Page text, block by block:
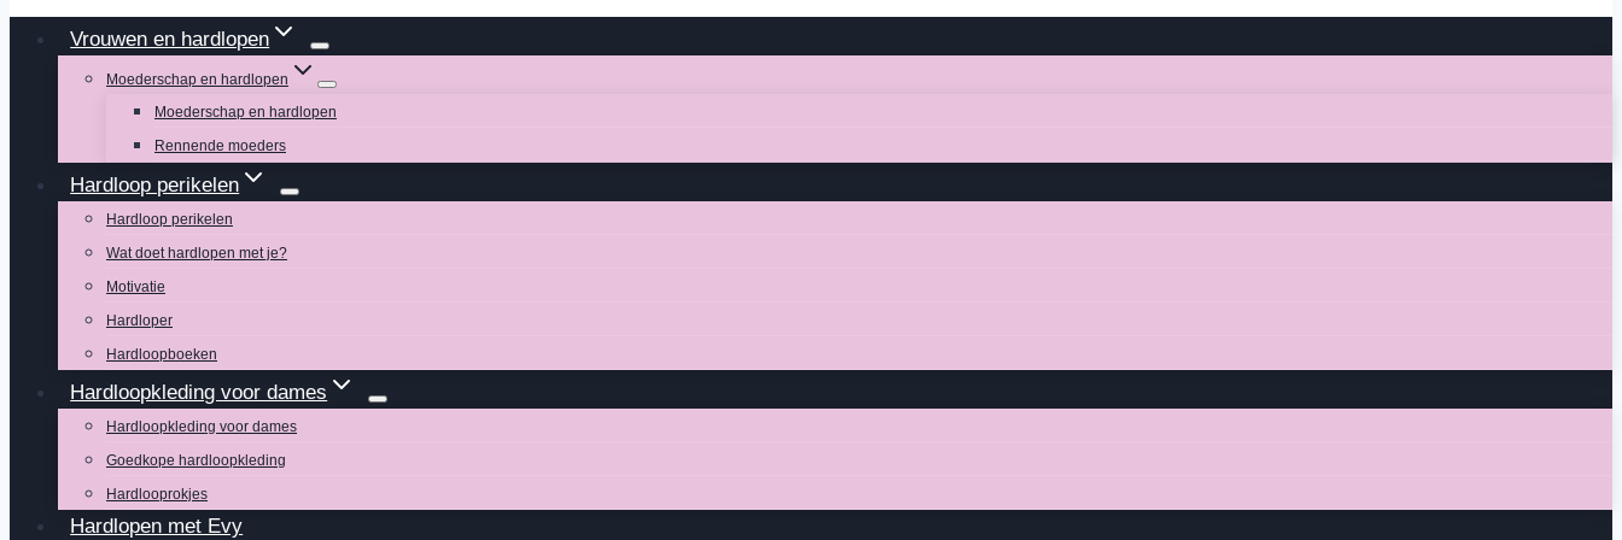
Vrouwen en hardlopen
Moederschap en hardlopen
Moederschap en hardlopen
Rennende moeders
Hardloop perikelen
Hardloop perikelen
Wat doet hardlopen met je?
Motivatie
Hardloper
Hardloopboeken
Hardloopkleding voor dames
Hardloopkleding voor dames
Goedkope hardloopkleding
Hardlooprokjes
Hardlopen met Evy